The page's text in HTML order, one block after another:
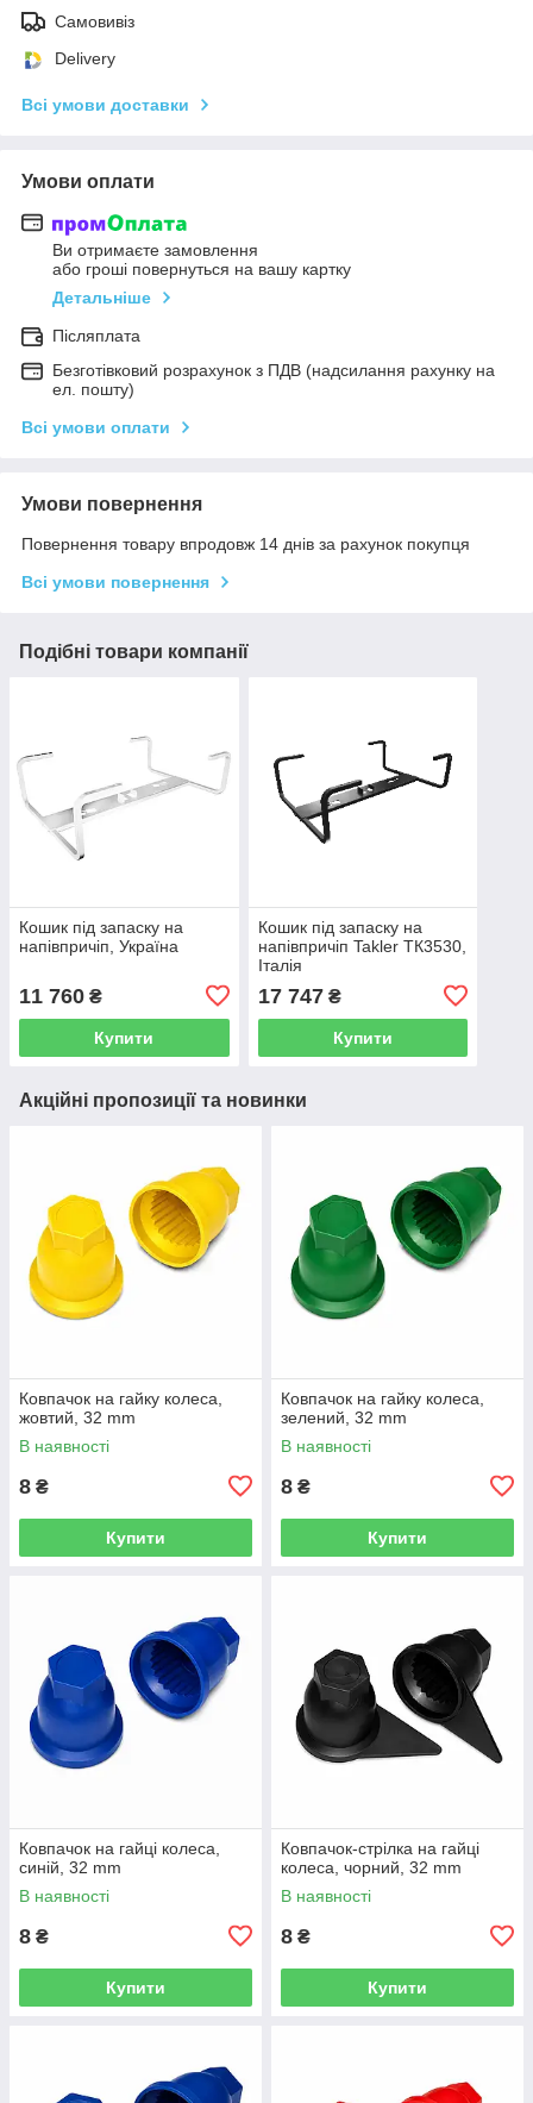
Самовивіз
Delivery
Всі умови доставки
Умови оплати
Ви отримаєте замовлення
або гроші повернуться на вашу картку
Детальніше
Післяплата
Безготівковий розрахунок з ПДВ (надсилання рахунку на
ел. пошту)
Всі умови оплати
Умови повернення
Повернення товару впродовж 14 днів за рахунок покупця
Всі умови повернення
Подібні товари компанії
Кошик під запаску на
напівпричіп, Україна
11 760 ₴
Купити
Кошик під запаску на
напівпричіп Takler ТК3530,
Італія
17 747₴
Купити
Акційні пропозиції та новинки
Ковпачок на гайку колеса,
жовтий, 32 mm
В наявності
8 ₴
Купити
Ковпачок на гайку колеса,
зелений, 32 mm
В наявності
8 ₴
Купити
Ковпачок на гайці колеса,
синій, 32 mm
В наявності
8 ₴
Купити
Ковпачок-стрілка на гайці
колеса, чорний, 32 mm
В наявності
8 ₴
Купити